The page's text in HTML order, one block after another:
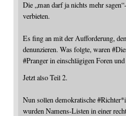
Die „man darf ja nichts mehr
verbieten.
Es fing an mit der Aufforderung,
denunzieren. Was folgte, waren#
#Prangerin einschlägigen Foren
Jetzt also Teil 2.
Nun sollen demokratische#Richter
wurden Namens-Listen in einer